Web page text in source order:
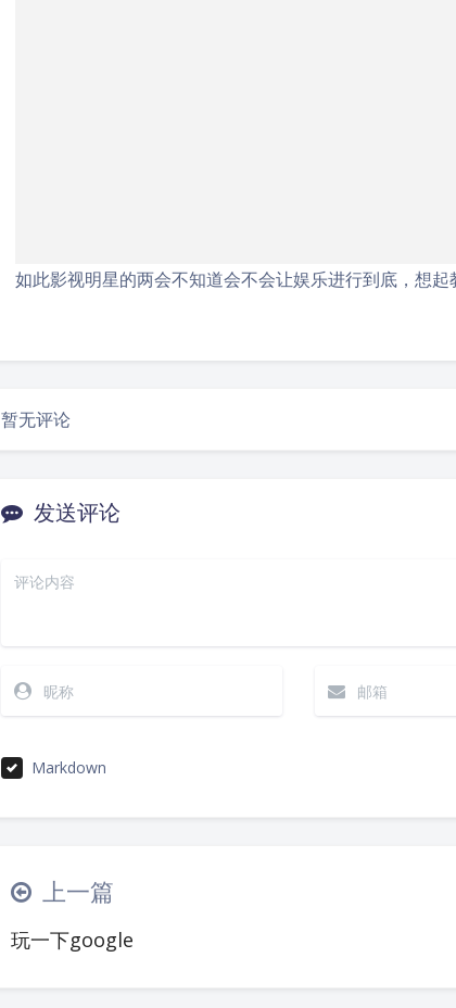
如此影视明星的两会不知道会不会让娱乐进行到底，想
暂无评论
发送评论
Markdown
上一篇
玩一下google